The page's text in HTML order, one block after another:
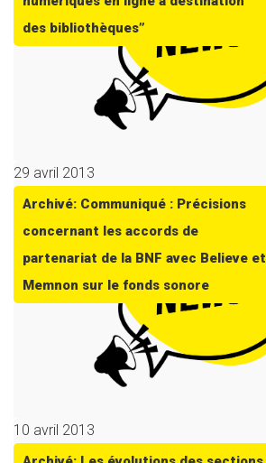
des bibliothèques”
29 avril 2013
Archivé: Communiqué : Précisions
concernant les accords de
partenariat de la BNF avec Believe et
Memnon sur le fonds sonore
10 avril 2013